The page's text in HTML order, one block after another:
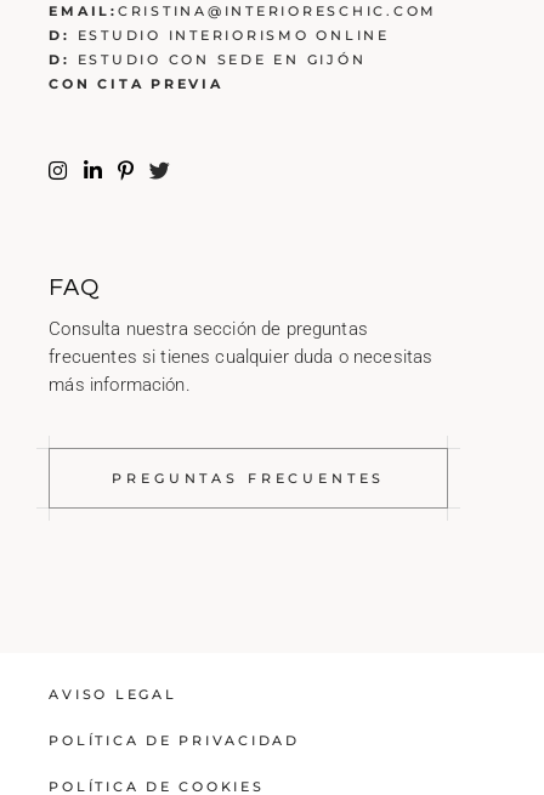
EMAIL: CRISTINA@INTERIORESCHIC.COM
D:
ESTUDIO INTERIORISMO ONLINE
D:
ESTUDIO CON SEDE EN GIJÓN
CON CITA PREVIA
FAQ
Consulta nuestra sección de preguntas
frecuentes si tienes cualquier duda o necesitas
más información.
PREGUNTAS FRECUENTES
AVISO LEGAL
POLÍTICA DE PRIVACIDAD
POLÍTICA DE COOKIES